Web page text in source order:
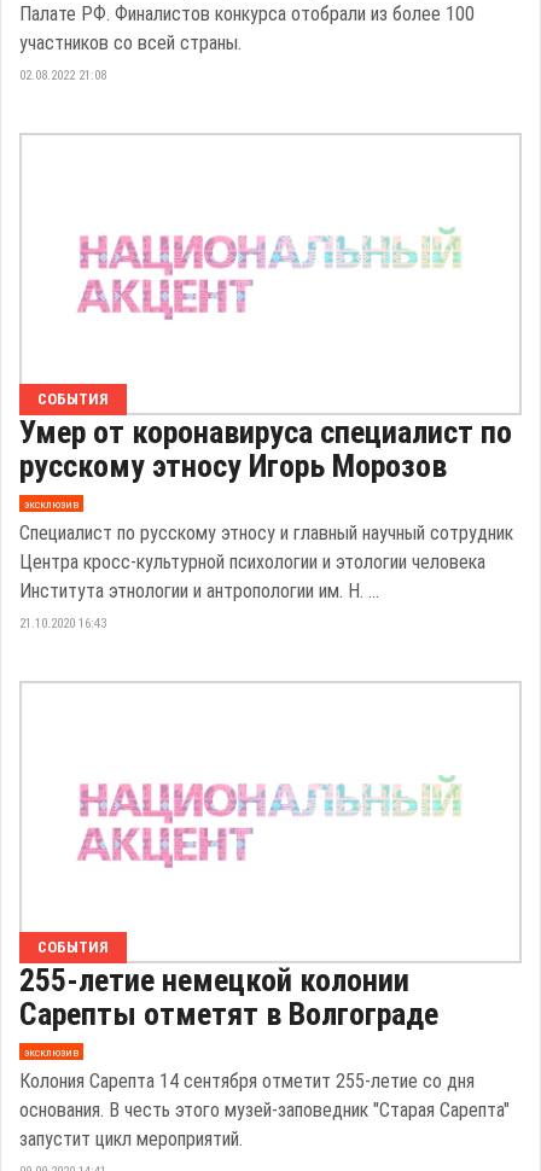
Палате РФ. Финалистов конкурса отобрали из более 100
участников со всей страны.
02.08.2022 21:08
СОБЫТИЯ
Умер от коронавируса специалист по
русскому этносу Игорь Морозов
эксклюзив
Специалист по русскому этносу и главный научный сотрудник
Центра кросс-культурной психологии и этологии человека
Института этнологии и антропологии им. Н. ...
21.10.2020 16:43
СОБЫТИЯ
255-летие немецкой колонии
Сарепты отметят в Волгограде
эксклюзив
Колония Сарепта 14 сентября отметит 255-летие со дня
основания. В честь этого музей-заповедник "Старая Сарепта"
запустит цикл мероприятий.